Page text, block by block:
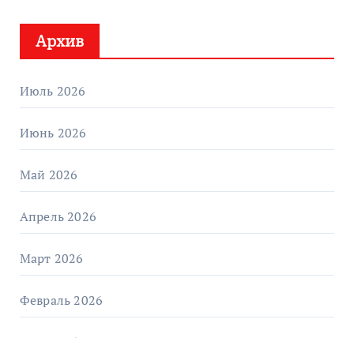
Архив
Июль 2026
Июнь 2026
Май 2026
Апрель 2026
Март 2026
Февраль 2026